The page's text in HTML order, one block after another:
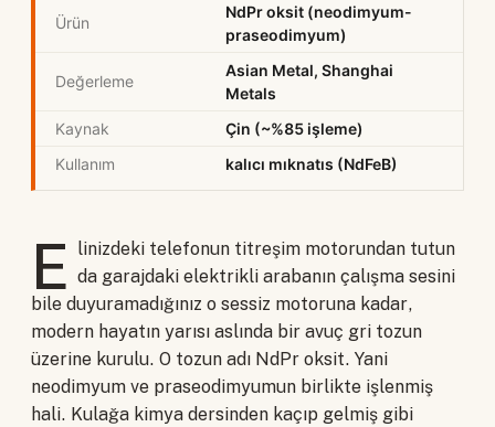
Ürün
NdPr oksit (neodimyum-
praseodimyum)
Değerleme
Asian Metal, Shanghai
Metals
Kaynak
Çin (~%85 işleme)
Kullanım
kalıcı mıknatıs (NdFeB)
E linizdeki telefonun titreşim motorundan tutun
da garajdaki elektrikli arabanın çalışma sesini
bile duyuramadığınız o sessiz motoruna kadar,
modern hayatın yarısı aslında bir avuç gri tozun
üzerine kurulu. O tozun adı NdPr oksit. Yani
neodimyum ve praseodimyumun birlikte işlenmiş
hali. Kulağa kimya dersinden kaçıp gelmiş gibi